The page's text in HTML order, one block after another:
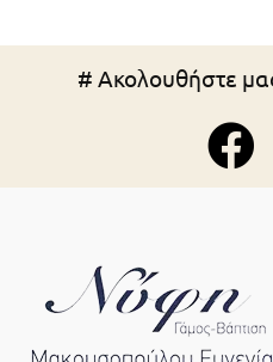
# Ακολουθήστε